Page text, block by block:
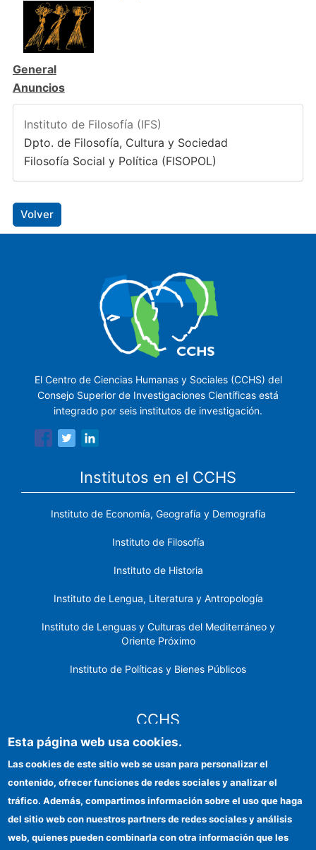
General
Anuncios
Instituto de Filosofía (IFS)
Dpto. de Filosofía, Cultura y Sociedad
Filosofía Social y Política (FISOPOL)
Volver
El Centro de Ciencias Humanas y Sociales (CCHS) del
Consejo Superior de Investigaciones Científicas está
integrado por seis institutos de investigación.
Institutos en el CCHS
Instituto de Economía, Geografía y Demografía
Instituto de Filosofía
Instituto de Historia
Instituto de Lengua, Literatura y Antropología
Instituto de Lenguas y Culturas del Mediterráneo y
Oriente Próximo
Instituto de Políticas y Bienes Públicos
CCHS
Identidad institucional
Ayudas FEDER
Esta página web usa cookies.
Las cookies de este sitio web se usan para personalizar el
contenido, ofrecer funciones de redes sociales y analizar el
tráfico. Además, compartimos información sobre el uso que haga
del sitio web con nuestros partners de redes sociales y análisis
web, quienes pueden combinarla con otra información que les